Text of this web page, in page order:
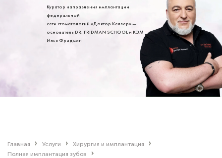
Куратор направления имплантации
федеральной
сети стоматологий «Доктор Келлер» —
основатель DR. FRIDMAN SCHOOL и КЭМ
Илья Фридман
Главная Услуги
Хирургия и имплантация
Полная имплантация зубов